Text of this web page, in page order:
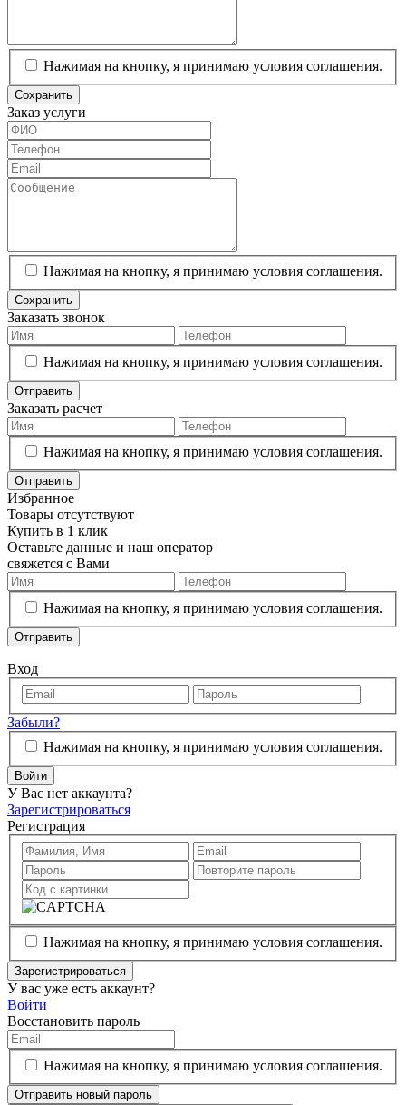
Нажимая на кнопку, я принимаю условия соглашения.
Сохранить
Заказ услуги
Нажимая на кнопку, я принимаю условия соглашения.
Сохранить
Заказать звонок
Нажимая на кнопку, я принимаю условия соглашения.
Отправить
Заказать расчет
Нажимая на кнопку, я принимаю условия соглашения.
Отправить
Избранное
Товары отсутствуют
Купить в 1 клик
Оставьте данные и наш оператор
свяжется с Вами
Нажимая на кнопку, я принимаю условия соглашения.
Отправить
Вход
Забыли?
Нажимая на кнопку, я принимаю условия соглашения.
Войти
У Вас нет аккаунта?
Зарегистрироваться
Регистрация
Нажимая на кнопку, я принимаю условия соглашения.
Зарегистрироваться
У вас уже есть аккаунт?
Войти
Восстановить пароль
Нажимая на кнопку, я принимаю условия соглашения.
Отправить новый пароль